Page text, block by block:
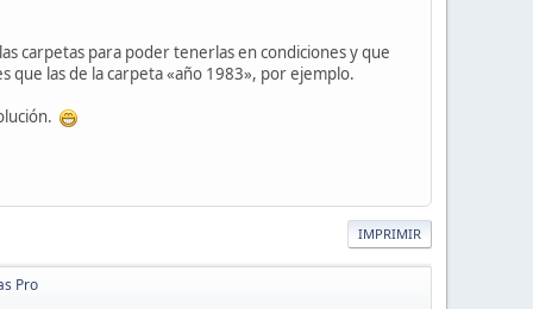
carpetas para poder tenerlas en condiciones y que
que las de la carpeta «año 1983», por ejemplo.
IMPRIMIR
Pro